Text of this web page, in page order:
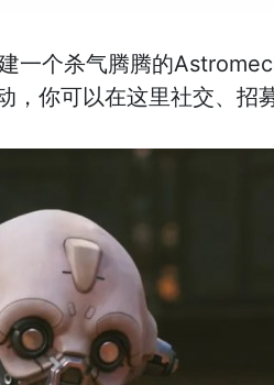
一个杀气腾腾的
你可以在这里社交、招